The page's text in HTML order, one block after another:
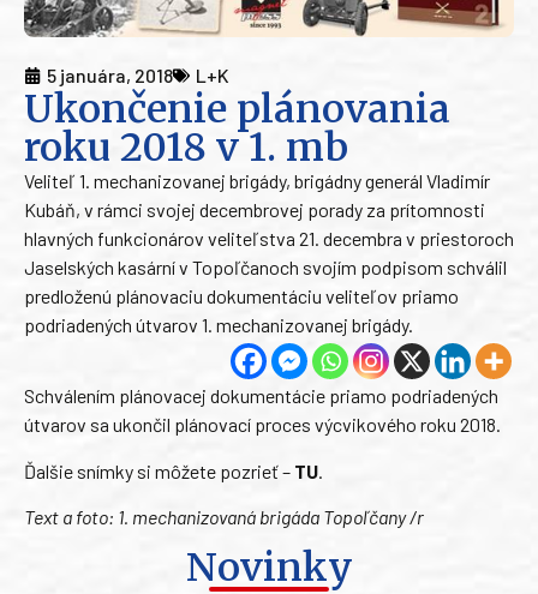
5 januára, 2018 L+K
Ukončenie plánovania
roku 2018 v 1. mb
Veliteľ 1. mechanizovanej brigády, brigádny generál Vladimír
Kubáň, v rámci svojej decembrovej porady za prítomnosti
hlavných funkcionárov veliteľstva 21. decembra v priestoroch
Jaselských kasární v Topoľčanoch svojím podpisom schválil
predloženú plánovaciu dokumentáciu veliteľov priamo
podriadených útvarov 1. mechanizovanej brigády.
Schválením plánovacej dokumentácie priamo podriadených
útvarov sa ukončil plánovací proces výcvikového roku 2018.
Ďalšie snímky si môžete pozrieť – TU
Text a foto: 1. mechanizovaná brigáda Topoľčany /r
Novinky